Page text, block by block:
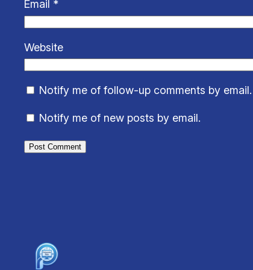
Email *
Website
Notify me of follow-up comments by email.
Notify me of new posts by email.